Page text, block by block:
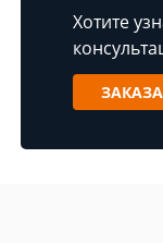
Хотите